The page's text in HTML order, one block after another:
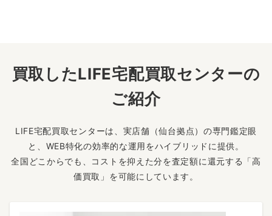
買取したLIFE宅配買取センターの
ご紹介
LIFE宅配買取センターは、実店舗（仙台拠点）の専門鑑定眼
と、WEB特化の効率的な運用をハイブリッドに提供。
全国どこからでも、コストを抑えた分を査定額に還元する「高
価買取」を可能にしています。